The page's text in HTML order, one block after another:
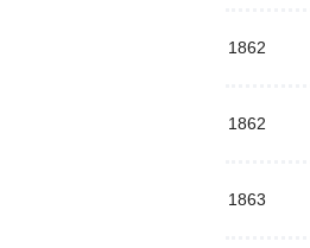
1862
1862
1863